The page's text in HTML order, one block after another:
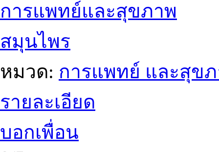
การแพทย์และสุขภาพ
สมุนไพร
หมวด: การแพทย์ และสุข
รายละเอียด
บอกเพื่อน